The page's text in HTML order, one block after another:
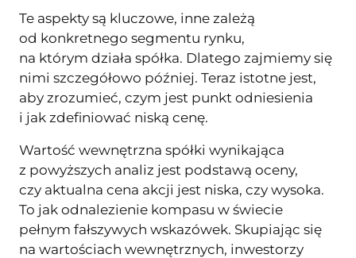
Te aspekty są kluczowe, inne zależą
od konkretnego segmentu rynku,
na którym działa spółka. Dlatego zajmiemy się
nimi szczegółowo później. Teraz istotne jest,
aby zrozumieć, czym jest punkt odniesienia
i jak zdefiniować niską cenę.
Wartość wewnętrzna spółki wynikająca
z powyższych analiz jest podstawą oceny,
czy aktualna cena akcji jest niska, czy wysoka.
To jak odnalezienie kompasu w świecie
pełnym fałszywych wskazówek. Skupiając się
na wartościach wewnętrznych, inwestorzy